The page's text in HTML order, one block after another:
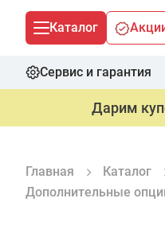
Каталог
Сервис и гарантия
Дарим
Главная Каталог
Дополнительные